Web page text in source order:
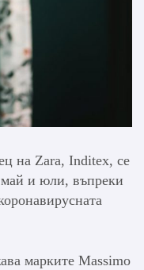
на Zara, Inditex, се
и юли, въпреки
марките Massimo